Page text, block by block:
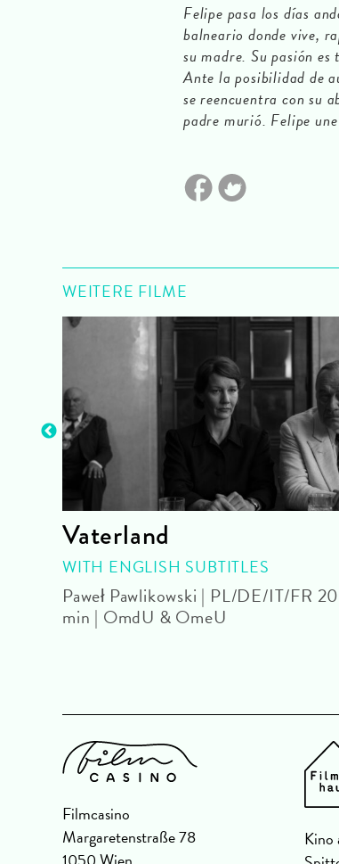
Felipe pasa los días
balneario donde vive,
su madre. Su pasión
Ante la posibilidad de
se reencuentra con su
padre murió. Felipe
WEITERE FILME
Vaterland
WITH ENGLISH SUBTITLES
Paweł Pawlikowski | PL/DE/IT/FR
min | OmdU & OmeU
Filmcasino
Margaretenstraße 78
Kino